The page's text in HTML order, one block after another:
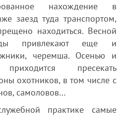
нахождение в
заезд туда транспортом,
находиться. Весной
привлекают еще и
черемша. Осенью и
пресекать
охотников, в том числе с
самоловов…
практике самые